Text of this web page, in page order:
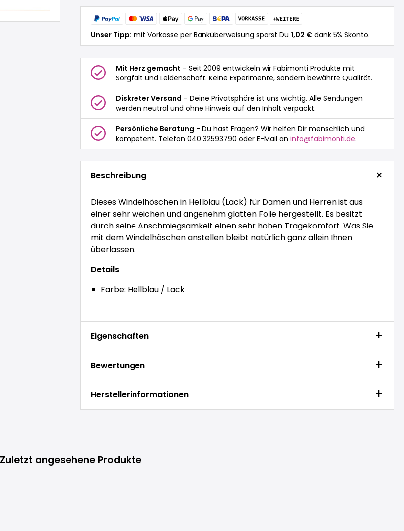
Unser Tipp: mit Vorkasse per Banküberweisung sparst Du 1,02 € dank 5% Skonto.
Mit Herz gemacht - Seit 2009 entwickeln wir Fabimonti Produkte mit
Sorgfalt und Leidenschaft. Keine Experimente, sondern bewährte Qualität.
Diskreter Versand - Deine Privatsphäre ist uns wichtig. Alle Sendungen
werden neutral und ohne Hinweis auf den Inhalt verpackt.
Persönliche Beratung - Du hast Fragen? Wir helfen Dir menschlich und
kompetent. Telefon 040 32593790 oder E-Mail an info@fabimonti.de.
Beschreibung
Dieses Windelhöschen in Hellblau (Lack) für Damen und Herren ist aus
einer sehr weichen und angenehm glatten Folie hergestellt. Es besitzt
durch seine Anschmiegsamkeit einen sehr hohen Tragekomfort. Was Sie
mit dem Windelhöschen anstellen bleibt natürlich ganz allein Ihnen
überlassen.
Details
Farbe: Hellblau / Lack
Eigenschaften
Bewertungen
Herstellerinformationen
Zuletzt angesehene Produkte